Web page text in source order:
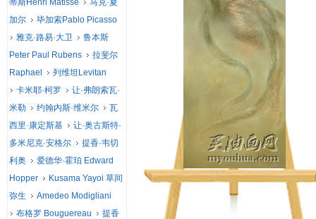
蒂斯Henri Matisse
马克·夏
加尔
毕加索Pablo Picasso
雅克·路易·大卫
鲁本斯
Peter Paul Rubens
拉斐尔
Raphael
列维坦Levitan
卡米耶·柯罗
让·弗朗索瓦·
米勒
约翰内斯·维米尔
瓦
西里·康定斯基
让·奥古斯特·
多米尼克·安格尔
提香·韦切
利奥
爱德华·霍珀 Edward
Hopper
Kusama Yayoi 草间
弥生
Amedeo Modigliani
布格罗 Bouguereau
提香